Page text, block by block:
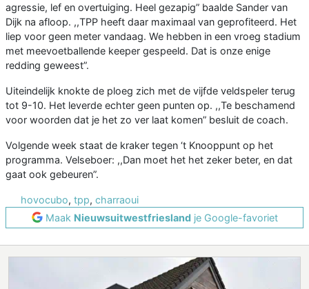
agressie, lef en overtuiging. Heel gezapig” baalde Sander van
Dijk na afloop. ,,TPP heeft daar maximaal van geprofiteerd. Het
liep voor geen meter vandaag. We hebben in een vroeg stadium
met meevoetballende keeper gespeeld. Dat is onze enige
redding geweest”.
Uiteindelijk knokte de ploeg zich met de vijfde veldspeler terug
tot 9-10. Het leverde echter geen punten op. ,,Te beschamend
voor woorden dat je het zo ver laat komen” besluit de coach.
Volgende week staat de kraker tegen ‘t Knooppunt op het
programma. Velseboer: ,,Dan moet het het zeker beter, en dat
gaat ook gebeuren”.
hovocubo, tpp, charraoui
Maak Nieuwsuitwestfrieslandje Google-favoriet